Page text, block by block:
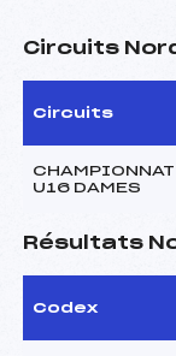
Circuits
Circuits
U16 DAMES
Résultats
Codex